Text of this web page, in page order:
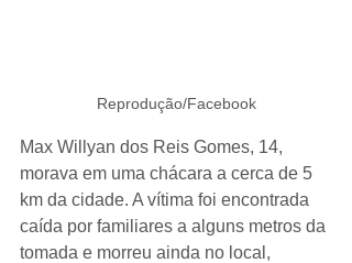
Reprodução/Facebook
Max Willyan dos Reis Gomes, 14,
morava em uma chácara a cerca de 5
km da cidade. A vítima foi encontrada
caída por familiares a alguns metros da
tomada e morreu ainda no local,